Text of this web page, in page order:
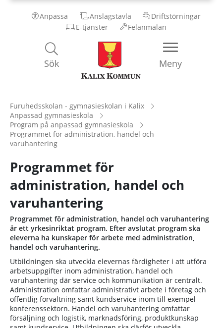
Anpassa Anslagstavla
Driftstörningar
E-tjänster
Felanmälan
Kalix
Kommun
Meny
Sök
Furuhedsskolan - gymnasieskolan i Kalix
Anpassad gymnasieskola
Program på anpassad gymnasieskola
Programmet för administration, handel och
varuhantering
Programmet för
administration, handel och
varuhantering
Programmet för administration, handel och varuhantering
är ett yrkesinriktat program. Efter avslutat program ska
eleverna ha kunskaper för arbete med administration,
handel och varuhantering.
Utbildningen ska utveckla elevernas färdigheter i att utföra
arbetsuppgifter inom administration, handel och
varuhantering där service och kommunikation är centralt.
Administration omfattar administrativt arbete i företag och
offentlig förvaltning samt kundservice inom till exempel
konferenssektorn. Handel och varuhantering omfattar
försäljning och logistik, marknadsföring, produktkunskap